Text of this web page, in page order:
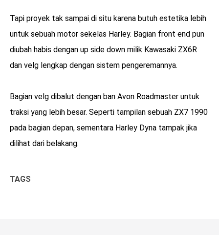
Tapi proyek tak sampai di situ karena butuh estetika lebih
untuk sebuah motor sekelas Harley. Bagian front end pun
diubah habis dengan up side down milik Kawasaki ZX6R
dan velg lengkap dengan sistem pengeremannya.
Bagian velg dibalut dengan ban Avon Roadmaster untuk
traksi yang lebih besar. Seperti tampilan sebuah ZX7 1990
pada bagian depan, sementara Harley Dyna tampak jika
dilihat dari belakang.
TAGS